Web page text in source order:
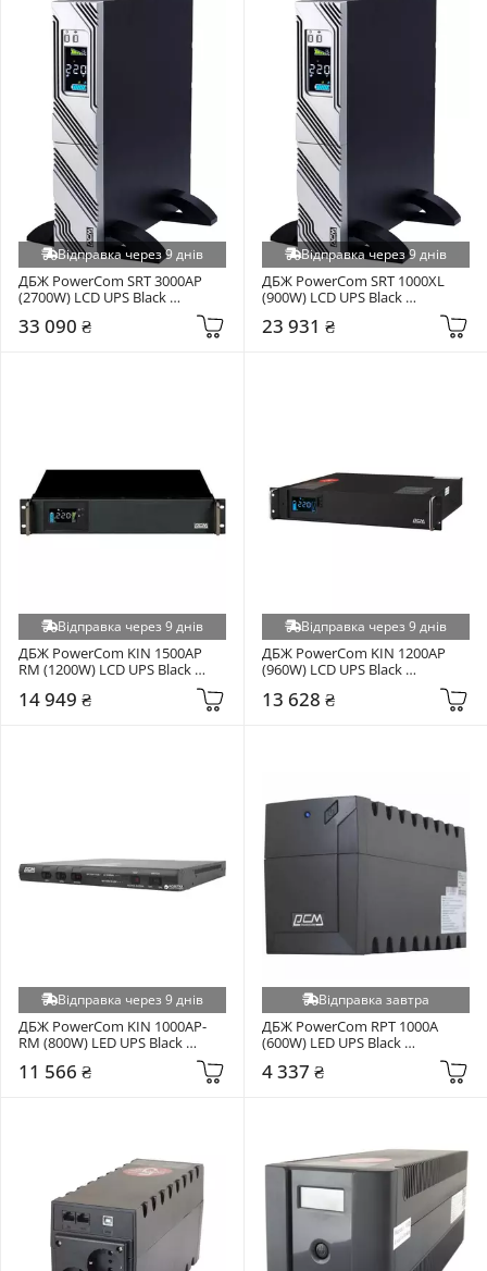
Відправка через 9 днів
ДБЖ PowerCom SRТ 3000AP
(2700W) LCD UPS Black
33 090 ₴
Відправка через 9 днів
ДБЖ PowerCom SRТ 1000XL
(900W) LCD UPS Black
23 931 ₴
Відправка через 9 днів
ДБЖ PowerCom KIN 1500AP
RM (1200W) LCD UPS Black
14 949 ₴
Відправка через 9 днів
ДБЖ PowerCom KIN 1200AP
(960W) LCD UPS Black
13 628 ₴
Відправка через 9 днів
ДБЖ PowerCom KIN 1000AP-
RM (800W) LED UPS Black
11 566 ₴
Відправка завтра
ДБЖ PowerCom RPT 1000A
(600W) LED UPS Black
4 337 ₴